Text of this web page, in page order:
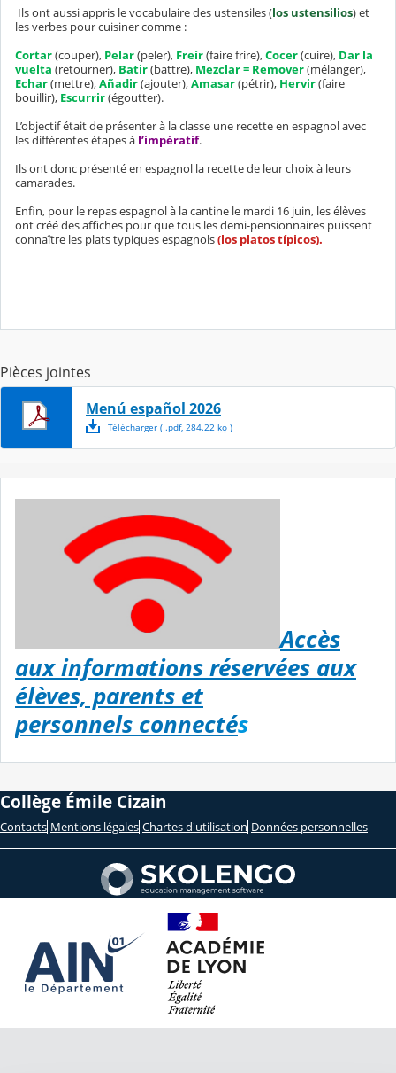
Ils ont aussi appris le vocabulaire des ustensiles (los ustensilios) et
les verbes pour cuisiner comme :
Cortar(couper), Pelar(peler), Freír(faire frire),Cocer(cuire), Dar la
vuelta (retourner), Batir(battre), Mezclar = Remover(mélanger),
Echar(mettre),Añadir(ajouter),Amasar(pétrir), Hervir(faire
bouillir), Escurrir(égoutter).
L’objectif était de présenter à la classe une recette en espagnol avec
les différentes étapes à l’impératif.
Ils ont donc présenté en espagnol la recette de leur choix à leurs
camarades.
Enfin, pour le repas espagnol à la cantine le mardi 16 juin, les élèves
ont créé des affiches pour que tous les demi-pensionnaires puissent
connaître les plats typiques espagnols(los platos típicos).
Pièces jointes
Menú español 2026
Télécharger( .pdf, 284.22 ko)
Accès
aux informations réservées aux
élèves, parents et
personnels connectés
Collège Émile Cizain
Contacts Mentions légales Chartes d'utilisation Données personnelles